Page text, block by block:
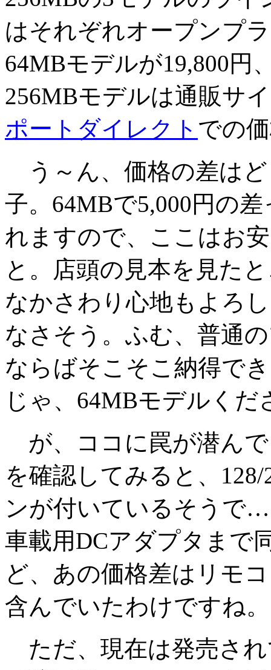
はそれぞれオープンプ
64MBモデルが19,800円
256MBモデルは通販サ
ポートダイレクト での
う～ん、価格の差は
子。64MBで5,000円の
れますので、ここはお
と。店頭の見本を見た
なかさわり心地もよろ
なさそう。ふむ、普通
ならばそこそこ納得で
じゃ、64MBモデルくだ
が、ココに罠が潜ん
を確認してみると、
ンが付いているそうで
車載用DCアダプタまで
ど、あの価格差はリモ
含んでいたわけですね
ただ、現在は発売さ